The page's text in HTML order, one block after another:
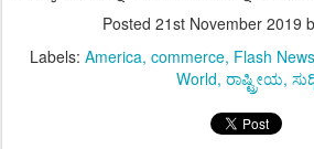
Posted 21st November 2019
Labels: America commerce Flash News
World ರಾಷ್ಟ್ರೀಯ